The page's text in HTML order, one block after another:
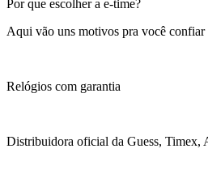
Por que escolher a e-time?
Aqui vão uns motivos pra você confiar
Relógios com garantia
Distribuidora oficial da Guess, Timex,